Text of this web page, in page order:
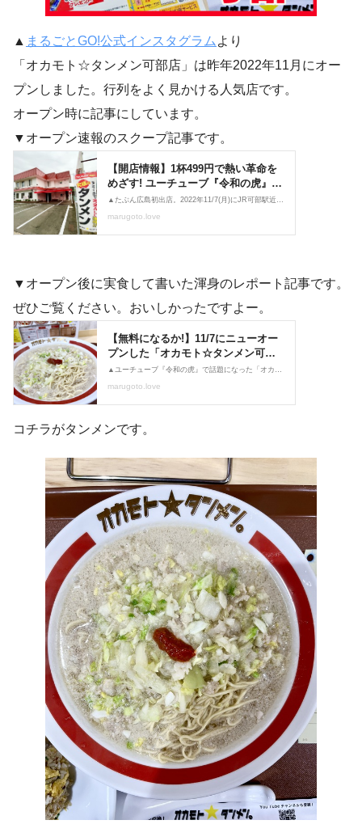
▲ まるごとGO!公式インスタグラムより
「オカモト☆タンメン可部店」は昨年2022年11月にオー
プンしました。行列をよく見かける人気店です。
オープン時に記事にしています。
▼オープン速報のスクープ記事です。
▼オープン後に実食して書いた渾身のレポート記事です。
ぜひご覧ください。おいしかったですよー。
コチラがタンメンです。